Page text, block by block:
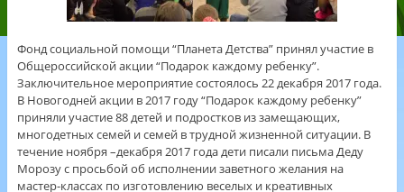
Фонд социальной помощи “Планета Детства” принял участие в
Общероссийской акции “Подарок каждому ребенку”.
Заключительное мероприятие состоялось 22 декабря 2017 года.
В Новогодней акции в 2017 году “Подарок каждому ребенку”
приняли участие 88 детей и подростков из замещающих,
многодетных семей и семей в трудной жизненной ситуации. В
течение ноября –декабря 2017 года дети писали письма Деду
Морозу с просьбой об исполнении заветного желания на
мастер-классах по изготовлению веселых и креативных